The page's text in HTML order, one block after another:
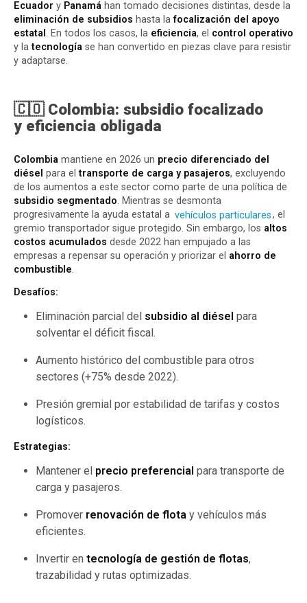
Ecuador y Panamá han tomado decisiones distintas, desde la
eliminación de subsidios hasta lafocalización del apoyo
estatal . En todos los casos, la eficiencia, el control operativo
y latecnología se han convertido en piezas clave para resistir
y adaptarse.
🇨🇴 Colombia: subsidio focalizado
y eficiencia obligada
Colombia mantiene en 2026 un precio diferenciado del
diésel para eltransporte de carga y pasajeros, excluyendo
de los aumentos a este sector como parte de una política de
subsidio segmentado. Mientras se desmonta
progresivamente la ayuda estatal a vehículos particulares, el
gremio transportador sigue protegido. Sin embargo, los altos
costos acumulados desde 2022 han empujado a las
empresas a repensar su operación y priorizar el ahorro de
combustible.
Desafíos:
Eliminación parcial del subsidio al diésel para
solventar el déficit fiscal.
Aumento histórico del combustible para otros
sectores (+75% desde 2022).
Presión gremial por estabilidad de tarifas y costos
logísticos.
Estrategias:
Mantener el precio preferencial para transporte de
carga y pasajeros.
Promover renovación de flota y vehículos más
eficientes.
Invertir en tecnología de gestión de flotas,
trazabilidad y rutas optimizadas.